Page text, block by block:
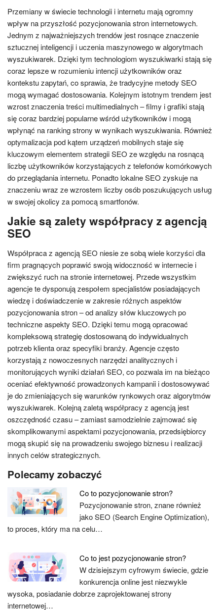
Przemiany w świecie technologii i internetu mają ogromny
wpływ na przyszłość pozycjonowania stron internetowych.
Jednym z najważniejszych trendów jest rosnące znaczenie
sztucznej inteligencji i uczenia maszynowego w algorytmach
wyszukiwarek. Dzięki tym technologiom wyszukiwarki stają się
coraz lepsze w rozumieniu intencji użytkowników oraz
kontekstu zapytań, co sprawia, że tradycyjne metody SEO
mogą wymagać dostosowania. Kolejnym istotnym trendem jest
wzrost znaczenia treści multimedialnych – filmy i grafiki stają
się coraz bardziej popularne wśród użytkowników i mogą
wpłynąć na ranking strony w wynikach wyszukiwania. Również
optymalizacja pod kątem urządzeń mobilnych staje się
kluczowym elementem strategii SEO ze względu na rosnącą
liczbę użytkowników korzystających z telefonów komórkowych
do przeglądania internetu. Ponadto lokalne SEO zyskuje na
znaczeniu wraz ze wzrostem liczby osób poszukujących usług
w swojej okolicy za pomocą smartfonów.
Jakie są zalety współpracy z agencją
SEO
Współpraca z agencją SEO niesie ze sobą wiele korzyści dla
firm pragnących poprawić swoją widoczność w internecie i
zwiększyć ruch na stronie internetowej. Przede wszystkim
agencje te dysponują zespołem specjalistów posiadających
wiedzę i doświadczenie w zakresie różnych aspektów
pozycjonowania stron – od analizy słów kluczowych po
techniczne aspekty SEO. Dzięki temu mogą opracować
kompleksową strategię dostosowaną do indywidualnych
potrzeb klienta oraz specyfiki branży. Agencje często
korzystają z nowoczesnych narzędzi analitycznych i
monitorujących wyniki działań SEO, co pozwala im na bieżąco
oceniać efektywność prowadzonych kampanii i dostosowywać
je do zmieniających się warunków rynkowych oraz algorytmów
wyszukiwarek. Kolejną zaletą współpracy z agencją jest
oszczędność czasu – zamiast samodzielnie zajmować się
skomplikowanymi aspektami pozycjonowania, przedsiębiorcy
mogą skupić się na prowadzeniu swojego biznesu i realizacji
innych celów strategicznych.
Polecamy zobaczyć
Co to pozycjonowanie stron?
Pozycjonowanie stron, znane również
jako SEO (Search Engine Optimization),
to proces, który ma na celu…
Co to jest pozycjonowanie stron?
W dzisiejszym cyfrowym świecie, gdzie
konkurencja online jest niezwykle
wysoka, posiadanie dobrze zaprojektowanej strony
internetowej…